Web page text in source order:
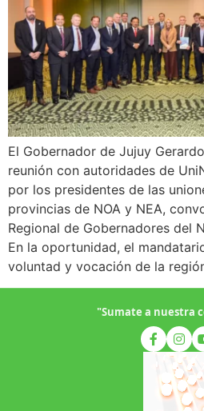
El Gobernador de Jujuy
reunión con autoridades de
por los presidentes de las
provincias de NOA y NEA,
Regional de Gobernadores del
En la oportunidad, el
voluntad y vocación de la
"Sumate a nuestra